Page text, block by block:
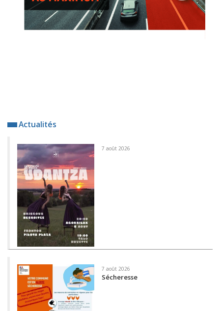
Actualités
7 août 2026
7 août 2026
Sécheresse